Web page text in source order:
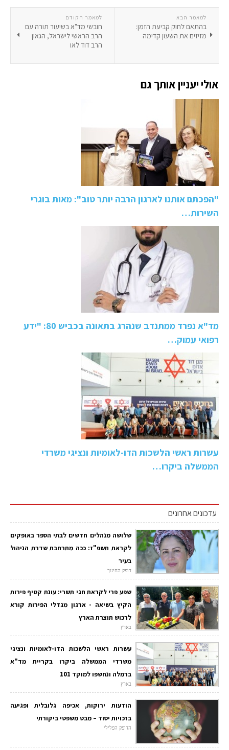
למאמר הקודם
חובשי מד"א בשיעור תורה עם
הרב הראשי לישראל, הגאון
הרב דוד לאו
למאמר הבא
בהתאם לחוק קביעת הזמן:
מזיזים את השעון קדימה
אולי יעניין אותך גם
"הפכתם אותנו לארגון הרבה יותר טוב": מאות בוגרי
השירות…
מד"א נפרד ממתנדב שנהרג בתאונה בכביש 80: "ידע
רפואי עמוק…
עשרות ראשי הלשכות הדו-לאומיות ונציגי משרדי
הממשלה ביקרו…
עדכונים אחרונים
שלושה מנהלים חדשים לבתי הספר באופקים
לקראת תשפ"ז: ככה מתרחבת שדרת הניהול
בעיר
דופק החינוך
שפע פרי לקראת חגי תשרי: עונת קטיף פירות
הקיץ בשיאה - ארגון מגדלי הפירות קורא
לרכוש תוצרת הארץ
בארץ
עשרות ראשי הלשכות הדו-לאומיות ונציגי
משרדי הממשלה ביקרו בקריית מד"א
ברמלה ונחשפו למוקד 101
בארץ
הודעות ירוקות, אכיפה גלובלית ופגיעה
בזכויות יסוד – מבט משפטי ביקורתי
הדופק הפלילי